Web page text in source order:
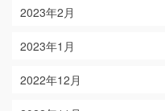
2023年2月
2023年1月
2022年12月